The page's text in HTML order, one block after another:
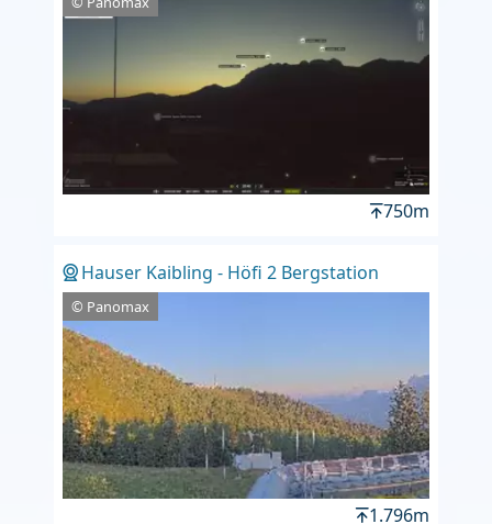
750m
Hauser Kaibling - Höfi 2 Bergstation
© Panomax
1.796m